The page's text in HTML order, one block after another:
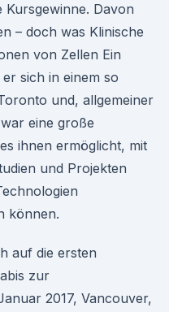
Davon
– doch was Klinische
von Zellen Ein
sich in einem so
und, allgemeiner
eine große
ihnen ermöglicht, mit
und Projekten
können.
auf die ersten
zur
2017, Vancouver,